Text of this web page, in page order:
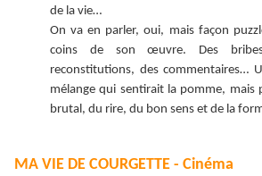
de la vie…
On va en parler, oui, mais façon
coins de son œuvre. Des
reconstitutions, des commentaires…
mélange qui sentirait la pomme, mais
brutal, du rire, du bon sens et de la
MA VIE DE COURGETTE - Cinéma